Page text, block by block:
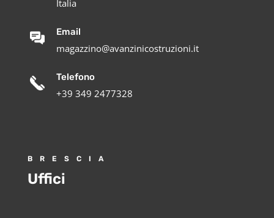
Italia
Email
magazzino@avanzinicostruzioni.it
Telefono
+39 349 2477328
BRESCIA
Uffici